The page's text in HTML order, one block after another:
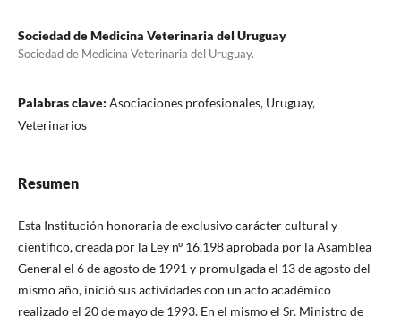
Sociedad de Medicina Veterinaria del Uruguay
Sociedad de Medicina Veterinaria del Uruguay.
Palabras clave: Asociaciones profesionales, Uruguay,
Veterinarios
Resumen
Esta Institución honoraria de exclusivo carácter cultural y
científico, creada por la Ley nº 16.198 aprobada por la Asamblea
General el 6 de agosto de 1991 y promulgada el 13 de agosto del
mismo año, inició sus actividades con un acto académico
realizado el 20 de mayo de 1993. En el mismo el Sr. Ministro de